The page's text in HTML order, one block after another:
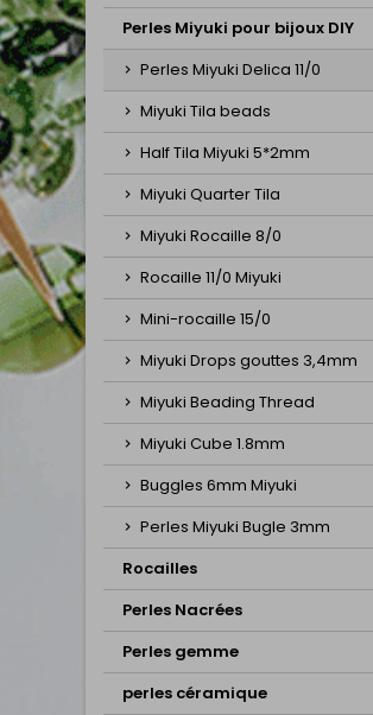
Perles Miyuki pour bijoux DIY
Perles Miyuki Delica 11/0
Miyuki Tila beads
Half Tila Miyuki 5*2mm
Miyuki Quarter Tila
Miyuki Rocaille 8/0
Rocaille 11/0 Miyuki
Mini-rocaille 15/0
Miyuki Drops gouttes 3,4mm
Miyuki Beading Thread
Miyuki Cube 1.8mm
Buggles 6mm Miyuki
Perles Miyuki Bugle 3mm
Rocailles
Perles Nacrées
Perles gemme
perles céramique